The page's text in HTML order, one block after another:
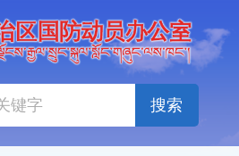
搜索